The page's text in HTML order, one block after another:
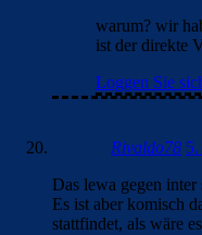
warum? wir
ist der direkte
Loggen Sie
Rivaldo78
Das lewa gegen
Es ist aber komisch
stattfindet, als wäre